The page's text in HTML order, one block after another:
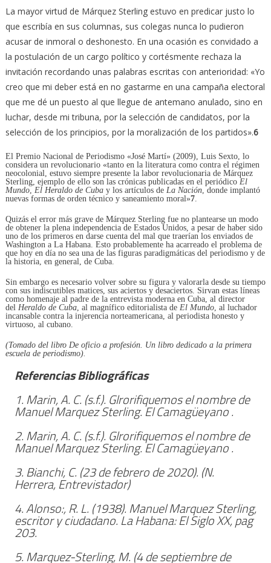
La mayor virtud de Márquez Sterling estuvo en predicar justo lo
que escribía en sus columnas, sus colegas nunca lo pudieron
acusar de inmoral o deshonesto. En una ocasión es convidado a
la postulación de un cargo político y cortésmente rechaza la
invitación recordando unas palabras escritas con anterioridad: «Yo
creo que mi deber está en no gastarme en una campaña electoral
que me dé un puesto al que llegue de antemano anulado, sino en
luchar, desde mi tribuna, por la selección de candidatos, por la
selección de los principios, por la moralización de los partidos».6
El Premio Nacional de Periodismo «José Martí» (2009), Luis Sexto, lo
considera un revolucionario «tanto en la literatura como contra el régimen
neocolonial, estuvo siempre presente la labor revolucionaria de Márquez
Sterling, ejemplo de ello son las crónicas publicadas en el periódico El
Mundo, El Heraldo de Cubay los artículos de La Nación, donde implantó
nuevas formas de orden técnico y saneamiento moral»7.
Quizás el error más grave de Márquez Sterling fue no plantearse un modo
de obtener la plena independencia de Estados Unidos, a pesar de haber sido
uno de los primeros en darse cuenta del mal que traerían los enviados de
Washington a La Habana. Esto probablemente ha acarreado el problema de
que hoy en día no sea una de las figuras paradigmáticas del periodismo y de
la historia, en general, de Cuba.
Sin embargo es necesario volver sobre su figura y valorarla desde su tiempo
con sus indiscutibles matices, sus aciertos y desaciertos. Sirvan estas líneas
como homenaje al padre de la entrevista moderna en Cuba, al director
del Heraldo de Cuba, al magnífico editorialista de El Mundo, al luchador
incansable contra la injerencia norteamericana, al periodista honesto y
virtuoso, al cubano.
(Tomado del libro De oficio a profesión. Un libro dedicado a la primera
escuela de periodismo).
Referencias Bibliográficas
1. Marin, A. C. (s.f.). Glrorifiquemos el nombre de
Manuel Marquez Sterling.El Camagüeyano.
2. Marin, A. C. (s.f.). Glrorifiquemos el nombre de
Manuel Marquez Sterling.El Camagüeyano.
3. Bianchi, C. (23 de febrero de 2020). (N.
Herrera, Entrevistador)
4. Alonso:, R. L. (1938).Manuel Marquez Sterling,
escritor y ciudadano.La Habana:El Siglo XX, pag
203.
5. Marquez-Sterling, M. (4 de septiembre de